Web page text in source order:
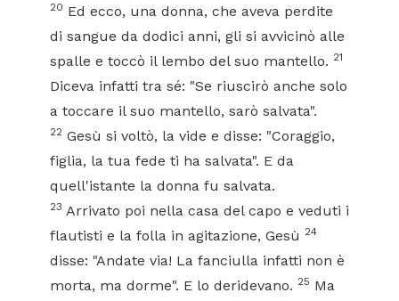
20 Ed ecco, una donna, che aveva perdite
di sangue da dodici anni, gli si avvicinò alle
spalle e toccò il lembo del suo mantello. 21
Diceva infatti tra sé: "Se riuscirò anche solo
a toccare il suo mantello, sarò salvata".
22 Gesù si voltò, la vide e disse: "Coraggio,
figlia, la tua fede ti ha salvata". E da
quell'istante la donna fu salvata.
23 Arrivato poi nella casa del capo e veduti i
flautisti e la folla in agitazione, Gesù 24
disse: "Andate via! La fanciulla infatti non è
morta, ma dorme". E lo deridevano. 25 Ma